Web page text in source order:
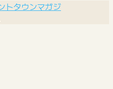
トタウンマガジ